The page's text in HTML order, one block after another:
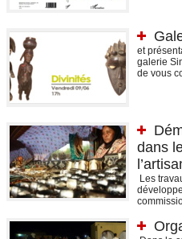
et
galerie
de vous
dans
Les